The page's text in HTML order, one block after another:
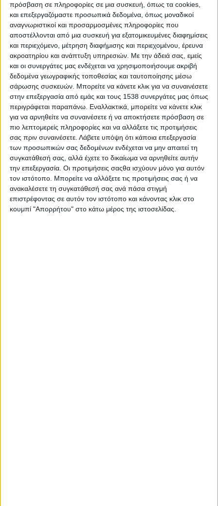
πρόσβαση σε πληροφορίες σε μια συσκευή, όπως τα cookies,
και επεξεργαζόμαστε προσωπικά δεδομένα, όπως μοναδικοί
αναγνωριστικοί και προσαρμοσμένες πληροφορίες που
αποστέλλονται από μια συσκευή για εξατομικευμένες διαφημίσεις
και περιεχόμενο, μέτρηση διαφήμισης και περιεχομένου, έρευνα
ακροατηρίου και ανάπτυξη υπηρεσιών. Με την άδειά σας, εμείς
και οι συνεργάτες μας ενδέχεται να χρησιμοποιήσουμε ακριβή
δεδομένα γεωγραφικής τοποθεσίας και ταυτοποίησης μέσω
σάρωσης συσκευών. Μπορείτε να κάνετε κλικ για να συναινέσετε
στην επεξεργασία από εμάς και τους 1538 συνεργάτες μας όπως
περιγράφεται παραπάνω. Εναλλακτικά, μπορείτε να κάνετε κλικ
για να αρνηθείτε να συναινέσετε ή να αποκτήσετε πρόσβαση σε
πιο λεπτομερείς πληροφορίες και να αλλάξετε τις προτιμήσεις
σας πριν συναινέσετε. Λάβετε υπόψη ότι κάποια επεξεργασία
των προσωπικών σας δεδομένων ενδέχεται να μην απαιτεί τη
συγκατάθεσή σας, αλλά έχετε το δικαίωμα να αρνηθείτε αυτήν
την επεξεργασία. Οι προτιμήσεις σαςθα ισχύουν μόνο για αυτόν
τον ιστότοπο. Μπορείτε να αλλάξετε τις προτιμήσεις σας ή να
ανακαλέσετε τη συγκατάθεσή σας ανά πάσα στιγμή
επιστρέφοντας σε αυτόν τον ιστότοπο και κάνοντας κλικ στο
κουμπί "Απορρήτου" στο κάτω μέρος της ιστοσελίδας.
Διαδικτυακό workshop με θέμα την Ανακύκλωση από την
ΕΛΛΑ-ΔΙΚΑ ΜΑΣ, την ΕΕΝΕ και την Ελληνική Παραγωγή
Δίπλα στους μαθητές η Πρωτοβουλία ΕΛΛΑ-ΔΙΚΑ ΜΑΣ
με ομιλίες στο Σχολείο Κωστέα-Γείτονα και στο 1ο
Γυμνάσιο Γέρακα
Δυναμικά συνεχίζεται η διαφημιστική καμπάνια της
πρωτοβουλίας ΕΛΛΑ-ΔΙΚΑ ΜΑΣ με τηλεοπτικό και
ραδιοφωνικό σποτ
Δυναμικά συνεχίζεται η διαφημιστική καμπάνια της
πρωτοβουλίας ΕΛΛΑ-ΔΙΚΑ ΜΑΣ με τηλεοπτικό και
ραδιοφωνικό σποτ
ΕΛΛΑ - ΔΙΚΑ ΜΑΣ